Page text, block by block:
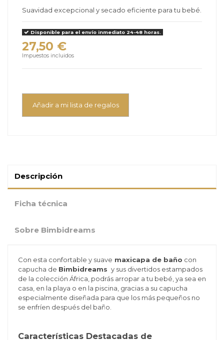
Suavidad excepcional y secado eficiente para tu bebé.
Disponible para el envío inmediato 24-48 horas.
27,50 €
Impuestos incluidos
Añadir a mi lista de regalos
Descripción
Ficha técnica
Sobre Bimbidreams
Con esta confortable y suave maxicapa de baño con
capucha de Bimbidreams y sus divertidos estampados
de la colección África, podrás arropar a tu bebé, ya sea en
casa, en la playa o en la piscina, gracias a su capucha
especialmente diseñada para que los más pequeños no
se enfríen después del baño.
Características Destacadas de